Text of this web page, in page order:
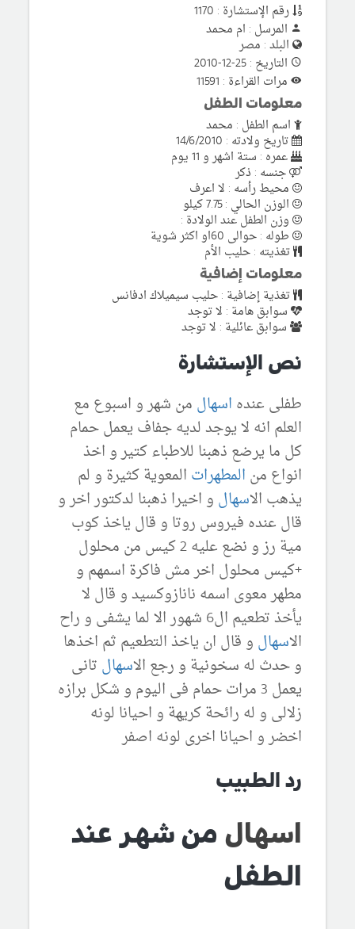
رقم الإستشارة : 1170
المرسل : ام محمد
البلد : مصر
التاريخ : 25-12-2010
مرات القراءة : 11591
معلومات الطفل
اسم الطفل : محمد
تاريخ ولادته : 14/6/2010
عمره : ستة اشهر و 11 يوم
جنسه : ذكر
محيط رأسه : لا اعرف
الوزن الحالي : 7.75 كيلو
وزن الطفل عند الولادة :
طوله : حوالى 60او اكثر شوية
تغذيته : حليب الأم
معلومات إضافية
تغذية إضافية : حليب سيميلاك ادفانس
سوابق هامة : لا توجد
سوابق عائلية : لا توجد
نص الإستشارة
طفلى عنده اسهال من شهر و اسبوع مع
العلم انه لا يوجد لديه جفاف يعمل حمام
كل ما يرضع ذهبنا للاطباء كتير و اخذ
انواع من المطهرات المعوية كثيرة و لم
يذهب الاسهال و اخيرا ذهبنا لدكتور اخر و
قال عنده فيروس روتا و قال ياخذ كوب
مية رز و نضع عليه 2 كيس من محلول
+كيس محلول اخر مش فاكرة اسمهم و
مطهر معوى اسمه نانازوكسيد و قال لا
يأخذ تطعيم ال6 شهور الا لما يشفى و راح
الاسهال و قال ان ياخذ التطعيم ثم اخذها
و حدث له سخونية و رجع الاسهال تانى
يعمل 3 مرات حمام فى اليوم و شكل برازه
زلالى و له رائحة كريهة و احيانا لونه
اخضر و احيانا اخرى لونه اصفر
رد الطبيب
اسهال من شهر عند
الطفل